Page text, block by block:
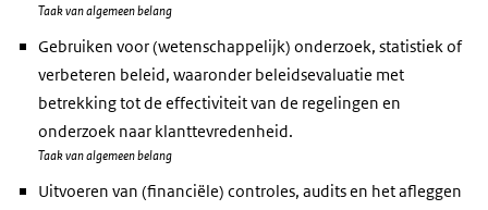
Taak van algemeen belang
Gebruiken voor (wetenschappelijk) onderzoek, statistiek of
verbeteren beleid, waaronder beleidsevaluatie met
betrekking tot de effectiviteit van de regelingen en
onderzoek naar klanttevredenheid.
Taak van algemeen belang
Uitvoeren van (financiële) controles, audits en het afleggen